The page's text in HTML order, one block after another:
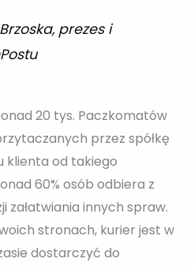
prezes i
20 tys. Paczkomatów
przez spółkę
klienta od takiego
60% osób odbiera z
załatwiania innych spraw.
stronach, kurier jest w
dostarczyć do